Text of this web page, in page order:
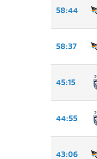
58:44
58:37
45:15
44:55
43:06